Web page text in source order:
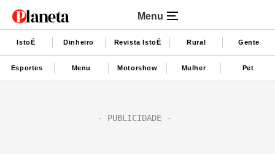
Menu
IstoÉ Dinheiro Revista IstoÉ Rural Gente
Esportes Menu Motorshow Mulher Pet